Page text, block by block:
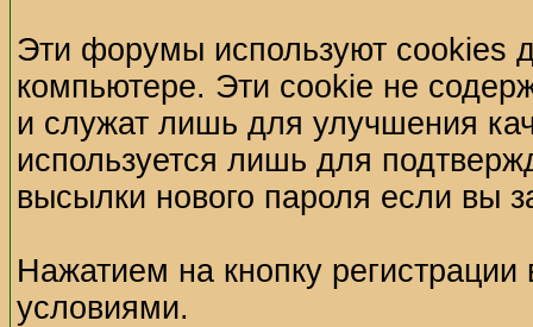
Эти форумы используют cookies
компьютере. Эти cookie не
и служат лишь для улучшения
используется лишь для
высылки нового пароля если вы
Нажатием на кнопку
условиями.